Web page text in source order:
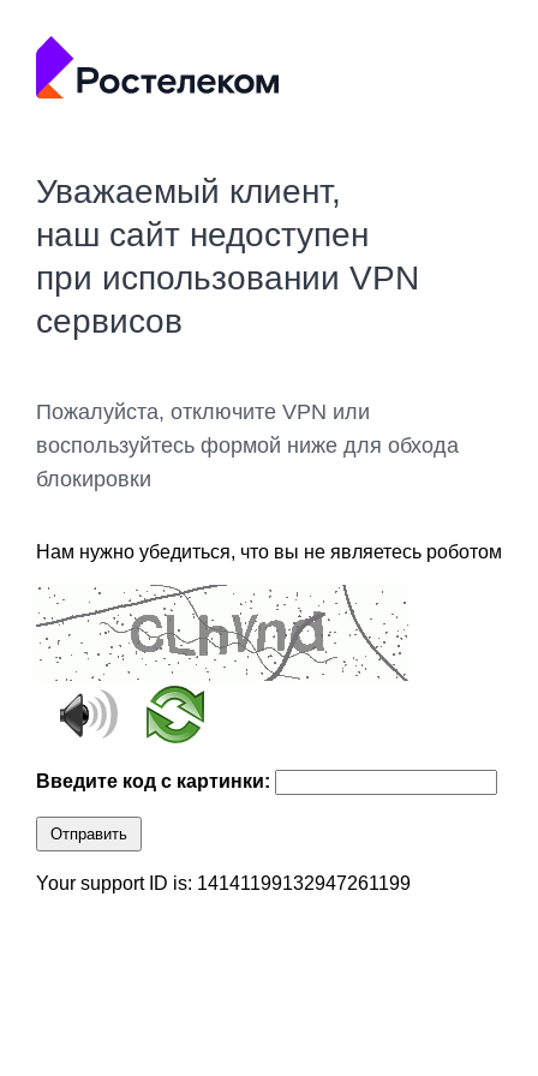
Уважаемый клиент,
наш сайт недоступен
при использовании VPN
сервисов
Пожалуйста, отключите VPN или
воспользуйтесь формой ниже для обхода
блокировки
Нам нужно убедиться, что вы не являетесь роботом
Введите код с картинки:
Отправить
Your support ID is: 14141199132947261199